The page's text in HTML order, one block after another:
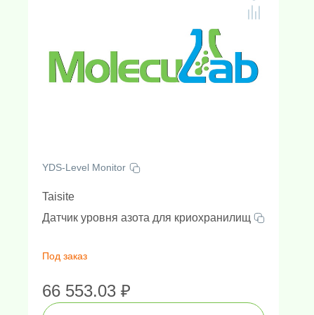
YDS-Level Monitor
Taisite
Датчик уровня азота для криохранилищ
Под заказ
66 553.03 ₽